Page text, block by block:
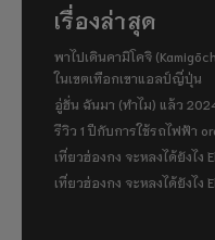
เรื่องล่าสุด
พาไปเดินคามิโคจิ
ในเขตเทือกเขาแอลป์ญี่ปุ่น
อู่ฮั่น ฉันมา (ทำไม) แล้ว
รีวิว 1 ปีกับการใช้รถไฟฟ้า
เที่ยวฮ่องกง จะหลงได้ยังไง
เที่ยวฮ่องกง จะหลงได้ยังไง